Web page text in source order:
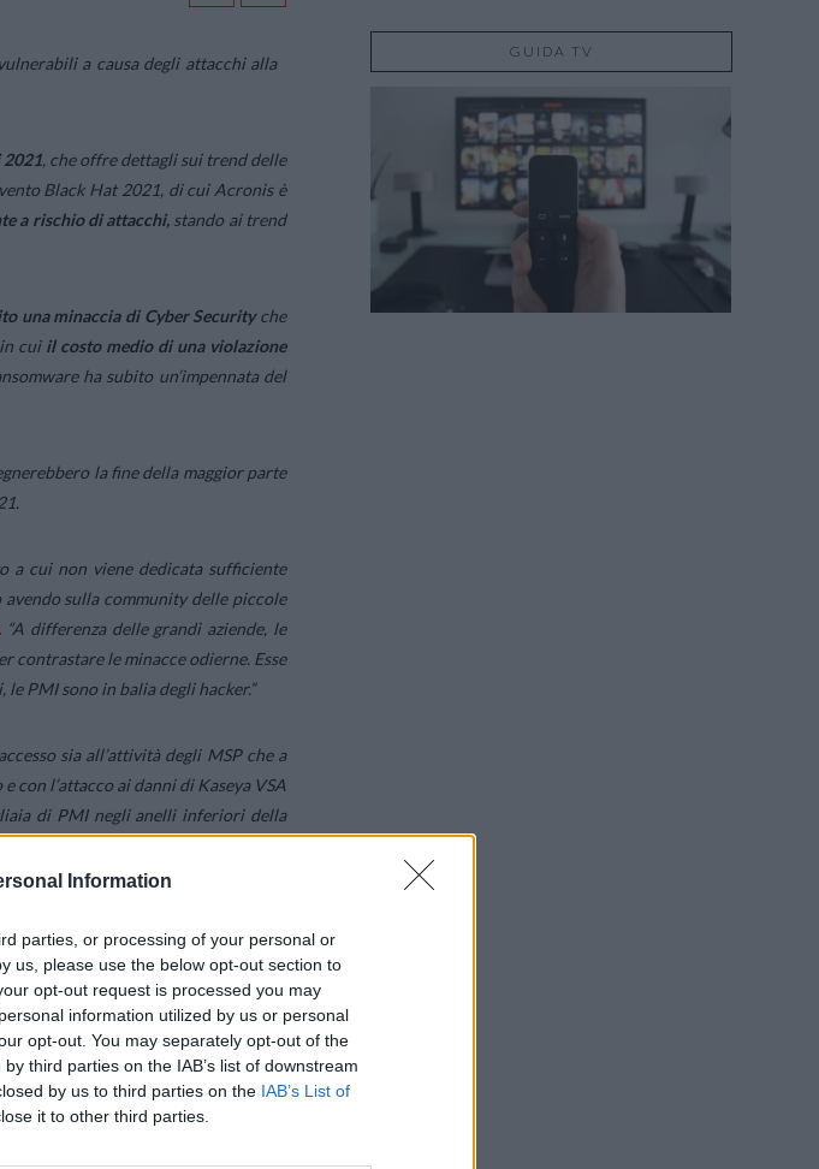
Information
parties, or processing of your personal or
us, please use the below opt-out section to
opt-out request is processed you may
information utilized by us or personal
opt-out. You may separately opt-out of the
third parties on the IAB’s list of downstream
by us to third parties on the IAB’s List of
it to other third parties.
a causa degli attacchi alla
2021, che offre dettagli sui trend delle
Black Hat 2021, di cui Acronis è
a rischio di attacchi, stando ai trend
una minaccia di Cyber Securityche
cui il costo medio di una violazione
ha subito un’impennata del
la fine della maggior parte
a cui non viene dedicata sufficiente
sulla community delle piccole
“A differenza delle grandi aziende, le
contrastare le minacce odierne. Esse
PMI sono in balia degli hacker.”
sia all’attività degli MSP che a
con l’attacco ai danni di Kaseya VSA
di PMI negli anelli inferiori della
mesi e ai rischi che Acronis sta
Acronis sulle minacce digitali 2021
spingere con l’inganno gli utenti a
e il secondo trimestre
le e-mail. Nello stesso periodo,
GUIDA TV